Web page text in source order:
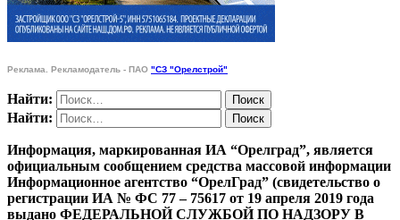
Реклама. Рекламодатель - ПАО "СЗ "Орелстрой"
Найти:
Найти:
Информация, маркированная ИА “Орелград”, является
официальным сообщением средства массовой информации
Информационное агентство “ОрелГрад” (свидетельство о
регистрации ИА № ФС 77 – 75617 от 19 апреля 2019 года
выдано ФЕДЕРАЛЬНОЙ СЛУЖБОЙ ПО НАДЗОРУ В